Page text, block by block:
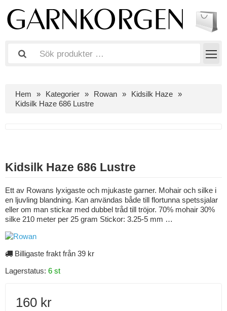
Hem Kategorier Rowan
Kidsilk Haze
Kidsilk Haze 686 Lustre
Kidsilk Haze 686 Lustre
Ett av Rowans lyxigaste och mjukaste garner. Mohair och silke i
en ljuvling blandning. Kan användas både till flortunna spetssjalar
eller om man stickar med dubbel tråd till tröjor. 70% mohair 30%
silke 210 meter per 25 gram Stickor: 3.25-5 mm …
Billigaste frakt från 39 kr
Lagerstatus: 6 st
160 kr